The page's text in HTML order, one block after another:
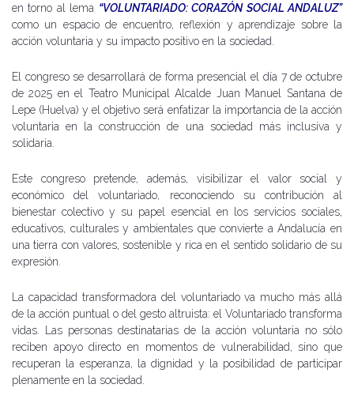
en torno al lema “VOLUNTARIADO: CORAZÓN SOCIAL ANDALUZ”
como un espacio de encuentro, reflexión y aprendizaje sobre la
acción voluntaria y su impacto positivo en la sociedad.
El congreso se desarrollará de forma presencial el día 7 de octubre
de 2025 en el Teatro Municipal Alcalde Juan Manuel Santana de
Lepe (Huelva) y el objetivo será enfatizar la importancia de la acción
voluntaria en la construcción de una sociedad más inclusiva y
solidaria.
Este congreso pretende, además, visibilizar el valor social y
económico del voluntariado, reconociendo su contribución al
bienestar colectivo y su papel esencial en los servicios sociales,
educativos, culturales y ambientales que convierte a Andalucía en
una tierra con valores, sostenible y rica en el sentido solidario de su
expresión.
La capacidad transformadora del voluntariado va mucho más allá
de la acción puntual o del gesto altruista: el Voluntariado transforma
vidas. Las personas destinatarias de la acción voluntaria no sólo
reciben apoyo directo en momentos de vulnerabilidad, sino que
recuperan la esperanza, la dignidad y la posibilidad de participar
plenamente en la sociedad.